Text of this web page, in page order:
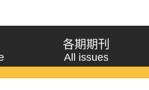
各期期刊
All issues